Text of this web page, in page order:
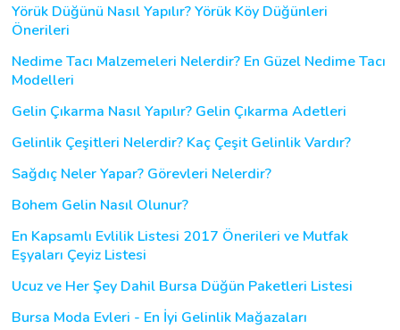
Yörük Düğünü Nasıl Yapılır? Yörük Köy Düğünleri
Önerileri
Nedime Tacı Malzemeleri Nelerdir? En Güzel Nedime Tacı
Modelleri
Gelin Çıkarma Nasıl Yapılır? Gelin Çıkarma Adetleri
Gelinlik Çeşitleri Nelerdir? Kaç Çeşit Gelinlik Vardır?
Sağdıç Neler Yapar? Görevleri Nelerdir?
Bohem Gelin Nasıl Olunur?
En Kapsamlı Evlilik Listesi 2017 Önerileri ve Mutfak
Eşyaları Çeyiz Listesi
Ucuz ve Her Şey Dahil Bursa Düğün Paketleri Listesi
Bursa Moda Evleri - En İyi Gelinlik Mağazaları